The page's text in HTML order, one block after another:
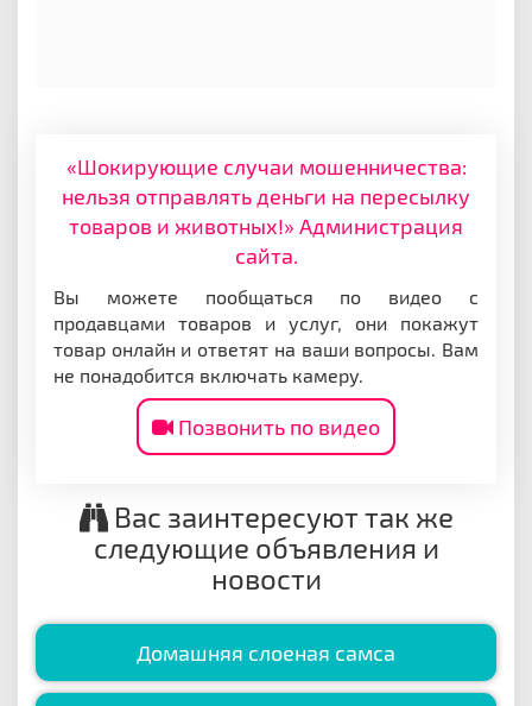
«Шокирующие случаи мошенничества:
нельзя отправлять деньги на пересылку
товаров и животных!» Администрация
сайта.
Вы можете пообщаться по видео с
продавцами товаров и услуг, они покажут
товар онлайн и ответят на ваши вопросы. Вам
не понадобится включать камеру.
Позвонить по видео
Вас заинтересуют так же
следующие объявления и
новости
Домашняя слоеная самса